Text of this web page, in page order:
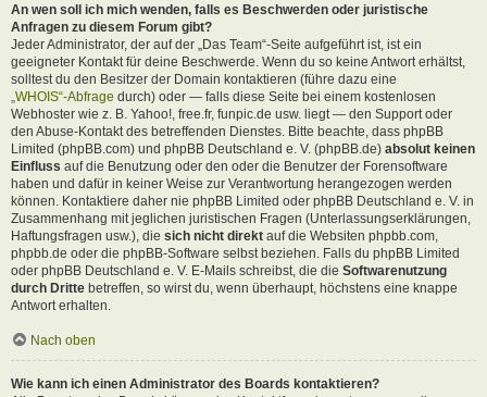
An wen soll ich mich wenden, falls es Beschwerden oder juristische
Anfragen zu diesem Forum gibt?
Jeder Administrator, der auf der „Das Team“-Seite aufgeführt ist, ist ein
geeigneter Kontakt für deine Beschwerde. Wenn du so keine Antwort erhältst,
solltest du den Besitzer der Domain kontaktieren (führe dazu eine
„WHOIS“-Abfrage durch) oder — falls diese Seite bei einem kostenlosen
Webhoster wie z. B. Yahoo!, free.fr, funpic.de usw. liegt — den Support oder
den Abuse-Kontakt des betreffenden Dienstes. Bitte beachte, dass phpBB
Limited (phpBB.com) und phpBB Deutschland e. V. (phpBB.de) absolut keinen
Einfluss auf die Benutzung oder den oder die Benutzer der Forensoftware
haben und dafür in keiner Weise zur Verantwortung herangezogen werden
können. Kontaktiere daher nie phpBB Limited oder phpBB Deutschland e. V. in
Zusammenhang mit jeglichen juristischen Fragen (Unterlassungserklärungen,
Haftungsfragen usw.), die sich nicht direkt auf die Websiten phpbb.com,
phpbb.de oder die phpBB-Software selbst beziehen. Falls du phpBB Limited
oder phpBB Deutschland e. V. E-Mails schreibst, die die Softwarenutzung
durch Dritte betreffen, so wirst du, wenn überhaupt, höchstens eine knappe
Antwort erhalten.
Nach oben
Wie kann ich einen Administrator des Boards kontaktieren?